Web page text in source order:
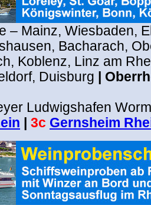
– Mainz, Wiesbaden,
Bacharach,
Koblenz, Linz am
Duisburg
|
Ludwigshafen
3c Gernsheim